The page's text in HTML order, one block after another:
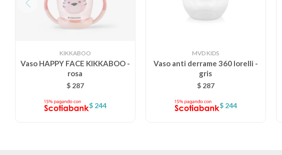
KIKKABOO
Vaso HAPPY FACE KIKKABOO -
rosa
$ 287
$ 244
MVD KIDS
Vaso anti derrame 360 lorelli -
gris
$ 287
$ 244